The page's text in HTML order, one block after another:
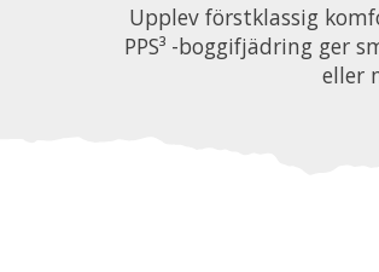
Upplev förstklassig
PPS³ -boggifjädring ger
eller